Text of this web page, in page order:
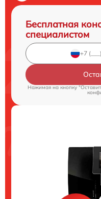
Бесплатная
специалистом
Нажимая на кнопку